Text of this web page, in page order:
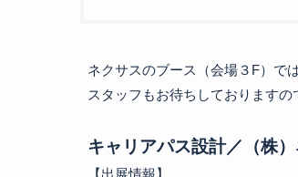
ネクサスのブース（会場３F）で
スタッフもお待ちしておりますの
キャリアパス設計／（株